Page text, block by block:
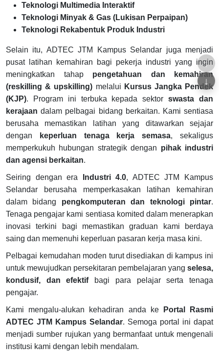
↑
↓
Teknologi Multimedia Interaktif
Teknologi Minyak & Gas (Lukisan Perpaipan)
Teknologi Rekabentuk Produk Industri
Selain itu, ADTEC JTM Kampus Selandar juga menjadi
pusat latihan kemahiran bagi pekerja industri yang ingin
meningkatkan tahap pengetahuan dan kemahiran
(reskilling & upskilling) melalui Kursus Jangka Pendek
(KJP). Program ini terbuka kepada sektorswasta dan
kerajaan dalam pelbagai bidang berkaitan. Kami sentiasa
berusaha memastikan latihan yang ditawarkan sejajar
dengan
keperluan tenaga kerja semasa, sekaligus
memperkukuh hubungan strategik dengan pihak industri
dan agensi berkaitan.
Seiring dengan era Industri 4.0, ADTEC JTM Kampus
Selandar berusaha memperkasakan latihan kemahiran
dalam bidang pengkomputeran dan teknologi pintar.
Tenaga pengajar kami sentiasa komited dalam menerapkan
inovasi terkini bagi memastikan graduan kami berdaya
saing dan memenuhi keperluan pasaran kerja masa kini.
Pelbagai kemudahan moden turut disediakan di kampus ini
untuk mewujudkan persekitaran pembelajaran yang selesa,
kondusif, dan efektifbagi para pelajar serta tenaga
pengajar.
Kami mengalu-alukan kehadiran anda ke
Portal Rasmi
ADTEC JTM Kampus Selandar. Semoga portal ini dapat
menjadi sumber rujukan yang bermanfaat untuk mengenali
institusi kami dengan lebih mendalam.